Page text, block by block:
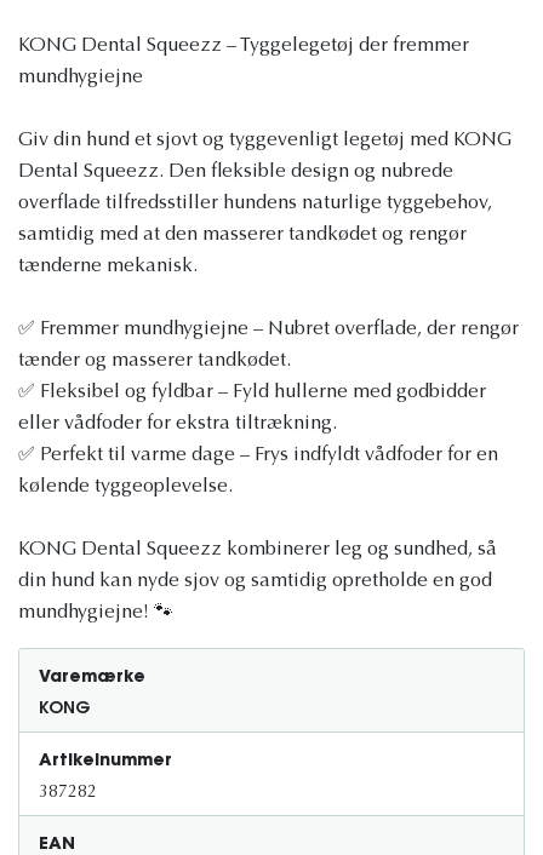
KONG Dental Squeezz – Tyggelegetøj der fremmer
mundhygiejne
Giv din hund et sjovt og tyggevenligt legetøj med KONG
Dental Squeezz. Den fleksible design og nubrede
overflade tilfredsstiller hundens naturlige tyggebehov,
samtidig med at den masserer tandkødet og rengør
tænderne mekanisk.
✅ Fremmer mundhygiejne – Nubret overflade, der rengør
tænder og masserer tandkødet.
✅ Fleksibel og fyldbar – Fyld hullerne med godbidder
eller vådfoder for ekstra tiltrækning.
✅ Perfekt til varme dage – Frys indfyldt vådfoder for en
kølende tyggeoplevelse.
KONG Dental Squeezz kombinerer leg og sundhed, så
din hund kan nyde sjov og samtidig opretholde en god
mundhygiejne! 🐾
Varemærke
KONG
Artikelnummer
387282
EAN